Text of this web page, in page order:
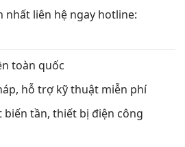
liên hệ ngay hotline:
toàn quốc
hỗ trợ kỹ thuật miễn phí
biến tần, thiết bị điện công